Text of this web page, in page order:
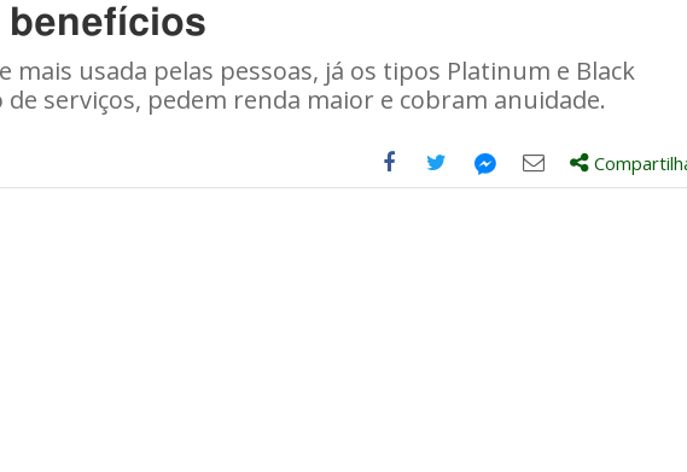
benefícios
mais usada pelas pessoas, já os tipos Platinum e Black
serviços, pedem renda maior e cobram anuidade.
Compartilhe
CompartilheCompartilhe